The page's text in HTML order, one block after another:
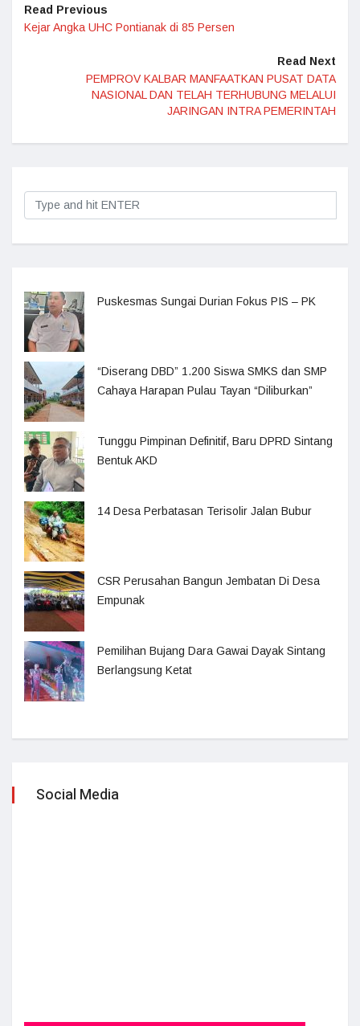
Read Previous
Kejar Angka UHC Pontianak di 85 Persen
Read Next
PEMPROV KALBAR MANFAATKAN PUSAT DATA
NASIONAL DAN TELAH TERHUBUNG MELALUI
JARINGAN INTRA PEMERINTAH
Puskesmas Sungai Durian Fokus PIS – PK
“Diserang DBD” 1.200 Siswa SMKS dan SMP
Cahaya Harapan Pulau Tayan “Diliburkan”
Tunggu Pimpinan Definitif, Baru DPRD Sintang
Bentuk AKD
14 Desa Perbatasan Terisolir Jalan Bubur
CSR Perusahan Bangun Jembatan Di Desa
Empunak
Pemilihan Bujang Dara Gawai Dayak Sintang
Berlangsung Ketat
Social Media